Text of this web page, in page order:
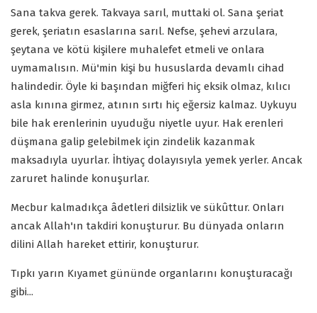
Sana takva gerek. Takvaya sarıl, muttaki ol. Sana şeriat
gerek, şeriatın esaslarına sarıl. Nefse, şehevi arzulara,
şeytana ve kötü kişilere muhalefet etmeli ve onlara
uymamalısın. Mü'min kişi bu hususlarda devamlı cihad
halindedir. Öyle ki başından miğferi hiç eksik olmaz, kılıcı
asla kınına girmez, atının sırtı hiç eğersiz kalmaz. Uykuyu
bile hak erenlerinin uyuduğu niyetle uyur. Hak erenleri
düşmana galip gelebilmek için zindelik kazanmak
maksadıyla uyurlar. İhtiyaç dolayısıyla yemek yerler. Ancak
zaruret halinde konuşurlar.
Mecbur kalmadıkça âdetleri dilsizlik ve sükûttur. Onları
ancak Allah'ın takdiri konuşturur. Bu dünyada onların
dilini Allah hareket ettirir, konuşturur.
Tıpkı yarın Kıyamet gününde organlarını konuşturacağı
gibi...